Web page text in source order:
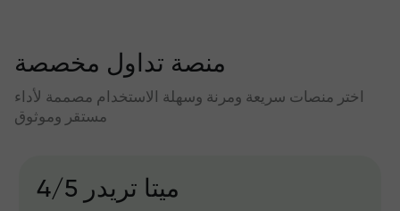
منصة تداول مخصصة
اختر منصات سريعة ومرنة وسهلة الاستخدام مصممة لأداء
مستقر وموثوق
میتا تریدر 4/5